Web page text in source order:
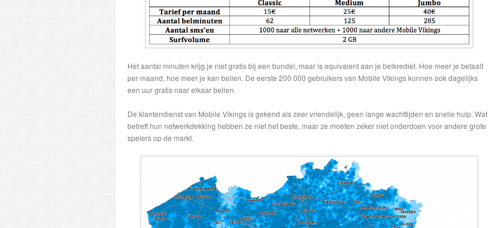
Het aantal minuten krijg je niet gratis bij een bundel, maar is equivalent aan je belkrediet. Hoe meer je betaalt
per maand, hoe meer je kan bellen. De eerste 200 000 gebruikers van Mobile Vikings kunnen ook dagelijks
een uur gratis naar elkaar bellen.
De klantendienst van Mobile Vikings is gekend als zeer vriendelijk, geen lange wachttijden en snelle hulp. Wat
betreft hun netwerkdekking hebben ze niet het beste, maar ze moeten zeker niet onderdoen voor andere grote
spelers op de markt.